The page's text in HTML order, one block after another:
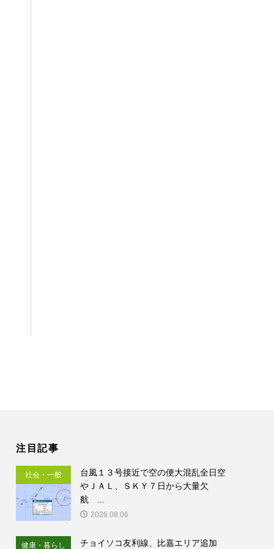
注目記事
社会・一般
台風１３号接近で空の便大混乱全日空
やＪＡＬ、ＳＫＹ７日から大量欠
航 ...
2026.08.06
健康・暮らし チョイソコ友利線、比嘉エリア追加